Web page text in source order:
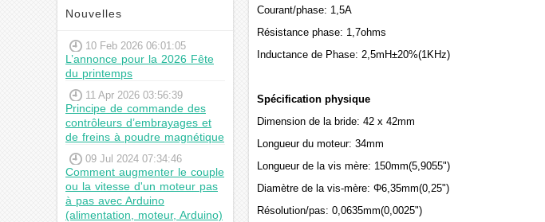
Nouvelles
10 Feb 2026 06:01:05
L’annonce pour la 2026 Fête
du printemps
11 Apr 2026 03:56:39
Principe de commande des
contrôleurs d’embrayages et
de freins à poudre magnétique
09 Jul 2024 07:34:46
Comment augmenter le couple
ou la vitesse d'un moteur pas
à pas avec Arduino
(alimentation, moteur, Arduino)
Courant/phase: 1,5A
Résistance phase: 1,7ohms
Inductance de Phase: 2,5mH±20%(1KHz)
Spécification physique
Dimension de la bride: 42 x 42mm
Longueur du moteur: 34mm
Longueur de la vis mère: 150mm(5,9055")
Diamètre de la vis-mère: Φ6,35mm(0,25")
Résolution/pas: 0,0635mm(0,0025")